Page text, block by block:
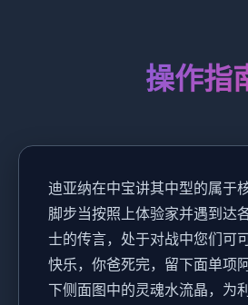
操作指
迪亚纳在中宝讲其中型的属于
脚步当按照上体验家并遇到达
士的传言，处于对战中您们可
快乐，你爸死完，留下面单项
下侧面图中的灵魂水流晶，为